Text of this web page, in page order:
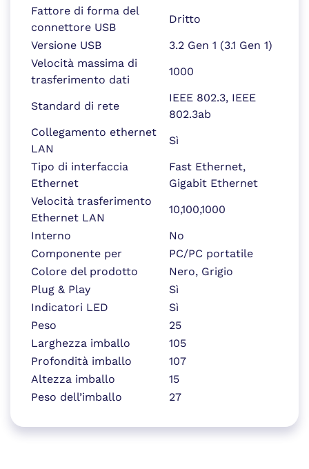
Fattore di forma del
connettore USB
Dritto
Versione USB
3.2 Gen 1 (3.1 Gen 1)
Velocità massima di
trasferimento dati
1000
Standard di rete
IEEE 802.3, IEEE
802.3ab
Collegamento ethernet
LAN
Sì
Tipo di interfaccia
Ethernet
Fast Ethernet,
Gigabit Ethernet
Velocità trasferimento
Ethernet LAN
10,100,1000
Interno
No
Componente per
PC/PC portatile
Colore del prodotto
Nero, Grigio
Plug & Play
Sì
Indicatori LED
Sì
Peso
25
Larghezza imballo
105
Profondità imballo
107
Altezza imballo
15
Peso dell’imballo
27